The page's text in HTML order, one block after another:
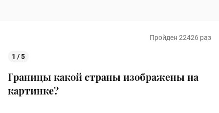
Пройден 22426 раз
1 / 5
Границы какой страны изображены на
картинке?